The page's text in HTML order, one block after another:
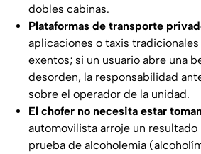
dobles cabinas.
Plataformas de transporte
aplicaciones o taxis
exentos; si un usuario abre una
desorden, la responsabilidad
sobre el operador de la unidad.
El chofer no necesita estar
automovilista arroje un resultado
prueba de alcoholemia